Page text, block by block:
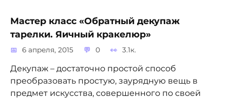
Мастер класс «Обратный декупаж
тарелки. Яичный кракелюр»
6 апреля, 2015 0 3.1к.
Декупаж – достаточно простой способ
преобразовать простую, заурядную вещь в
предмет искусства, совершенного по своей